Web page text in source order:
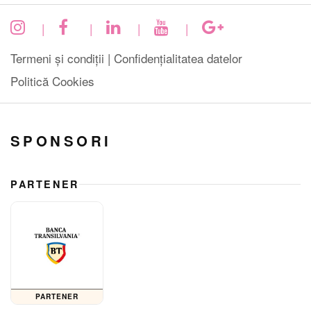
| | |
|
Termeni și condiții | Confidențialitatea datelor
Politică Cookies
SPONSORI
PARTENER
PARTENER